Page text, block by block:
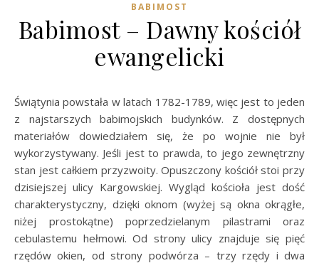
BABIMOST
Babimost – Dawny kościół
ewangelicki
Świątynia powstała w latach 1782-1789, więc jest to jeden
z najstarszych babimojskich budynków. Z dostępnych
materiałów dowiedziałem się, że po wojnie nie był
wykorzystywany. Jeśli jest to prawda, to jego zewnętrzny
stan jest całkiem przyzwoity. Opuszczony kościół stoi przy
dzisiejszej ulicy Kargowskiej. Wygląd kościoła jest dość
charakterystyczny, dzięki oknom (wyżej są okna okrągłe,
niżej prostokątne) poprzedzielanym pilastrami oraz
cebulastemu hełmowi. Od strony ulicy znajduje się pięć
rzędów okien, od strony podwórza – trzy rzędy i dwa